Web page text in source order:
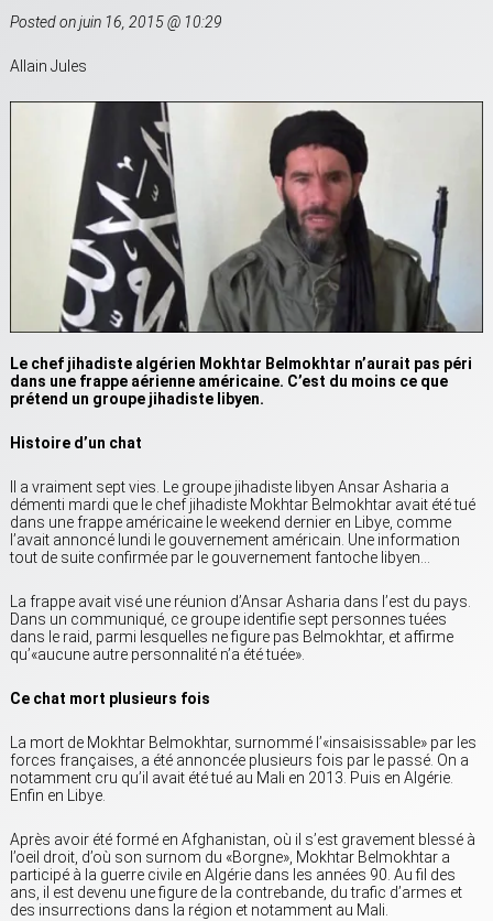
Posted on juin 16, 2015 @ 10:29
Allain Jules
Le chef jihadiste algérien Mokhtar Belmokhtar n’aurait pas péri
dans une frappe aérienne américaine. C’est du moins ce que
prétend un groupe jihadiste libyen.
Histoire d’un chat
Il a vraiment sept vies. Le groupe jihadiste libyen Ansar Asharia a
démenti mardi que le chef jihadiste Mokhtar Belmokhtar avait été tué
dans une frappe américaine le weekend dernier en Libye, comme
l’avait annoncé lundi le gouvernement américain. Une information
tout de suite confirmée par le gouvernement fantoche libyen…
La frappe avait visé une réunion d’Ansar Asharia dans l’est du pays.
Dans un communiqué, ce groupe identifie sept personnes tuées
dans le raid, parmi lesquelles ne figure pas Belmokhtar, et affirme
qu’«aucune autre personnalité n’a été tuée».
Ce chat mort plusieurs fois
La mort de Mokhtar Belmokhtar, surnommé l’«insaisissable» par les
forces françaises, a été annoncée plusieurs fois par le passé. On a
notamment cru qu’il avait été tué au Mali en 2013. Puis en Algérie.
Enfin en Libye.
Après avoir été formé en Afghanistan, où il s’est gravement blessé à
l’oeil droit, d’où son surnom du «Borgne», Mokhtar Belmokhtar a
participé à la guerre civile en Algérie dans les années 90. Au fil des
ans, il est devenu une figure de la contrebande, du trafic d’armes et
des insurrections dans la région et notamment au Mali.